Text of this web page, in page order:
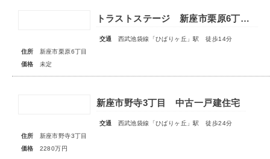
トラストステージ 新座市栗原6丁目14期 全8区画 ◇販売予告◇
交通
西武池袋線「ひばりヶ丘」駅 徒歩14分
住所
新座市栗原6丁目
価格
未定
新座市野寺3丁目 中古一戸建住宅
交通
西武池袋線「ひばりヶ丘」駅 徒歩24分
住所
新座市野寺3丁目
価格
2280万円